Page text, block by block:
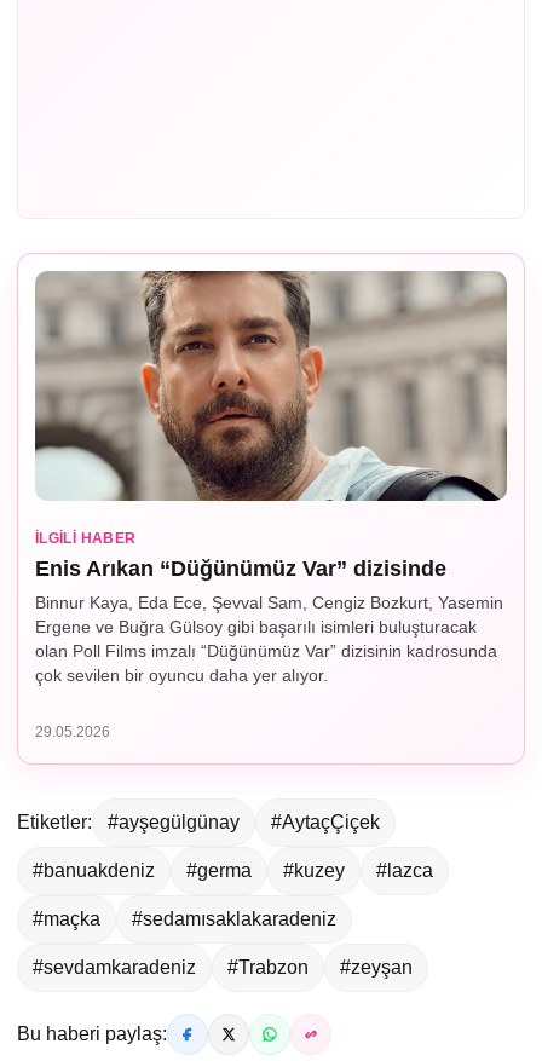
İLGILI HABER
Enis Arıkan “Düğünümüz Var” dizisinde
Binnur Kaya, Eda Ece, Şevval Sam, Cengiz Bozkurt, Yasemin
Ergene ve Buğra Gülsoy gibi başarılı isimleri buluşturacak
olan Poll Films imzalı “Düğünümüz Var” dizisinin kadrosunda
çok sevilen bir oyuncu daha yer alıyor.
29.05.2026
Etiketler: #ayşegülgünay #AytaçÇiçek
#banuakdeniz #germa #kuzey #lazca
#maçka #sedamısaklakaradeniz
#sevdamkaradeniz #Trabzon #zeyşan
Bu haberi paylaş: